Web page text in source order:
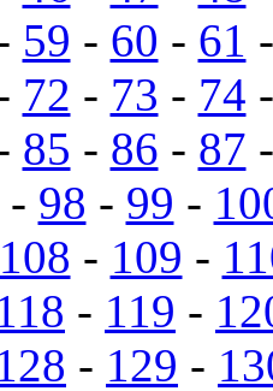
59 - 60 - 61
72 - 73 - 74
85 - 86 - 87
- 98 - 99 -
108 - 109 -
- 119 -
- 129 -